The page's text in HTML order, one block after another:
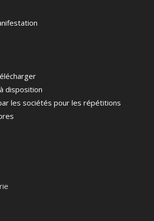
disposition
les sociétés pour les répétitions